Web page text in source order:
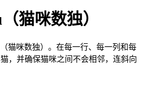
猫咪数独）
猫咪数独）。在每一行、每一列和每
，并确保猫咪之间不会相邻，连斜向